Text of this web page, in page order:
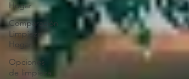
Hogar
Comparación
Limpieza
Hogar
Opciones
de limpieza